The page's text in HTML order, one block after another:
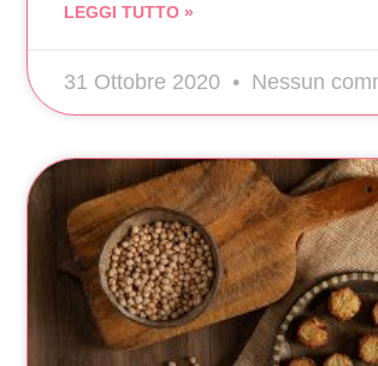
LEGGI TUTTO »
31 Ottobre 2020 Nessun